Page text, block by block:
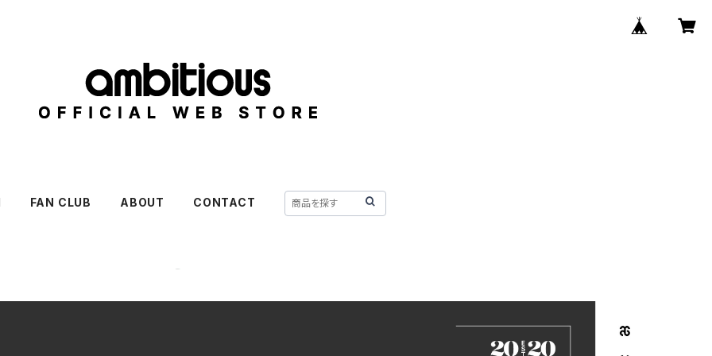
FAN CLUB ABOUT CONTACT